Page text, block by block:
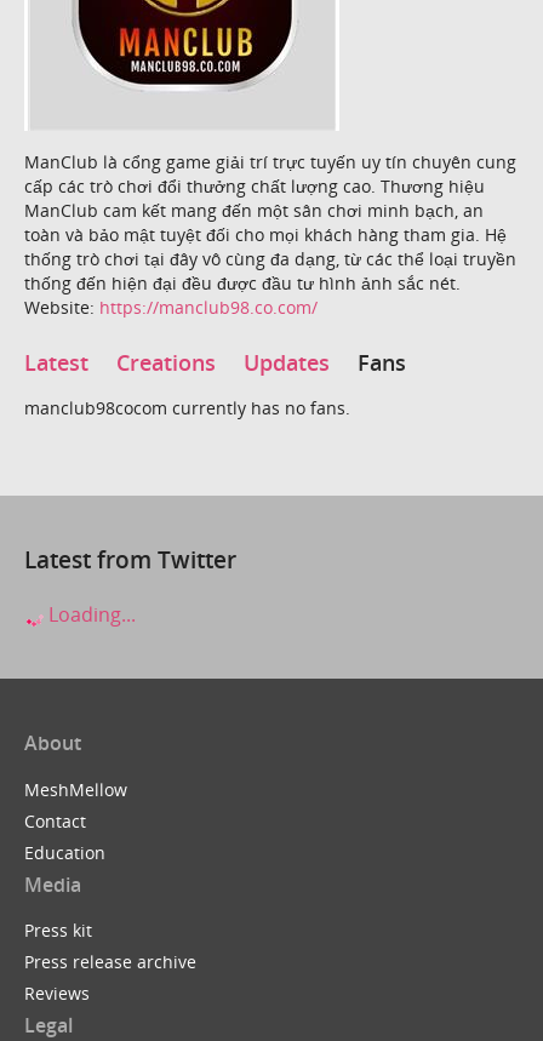
ManClub là cổng game giải trí trực tuyến uy tín chuyên cung
cấp các trò chơi đổi thưởng chất lượng cao. Thương hiệu
ManClub cam kết mang đến một sân chơi minh bạch, an
toàn và bảo mật tuyệt đối cho mọi khách hàng tham gia. Hệ
thống trò chơi tại đây vô cùng đa dạng, từ các thể loại truyền
thống đến hiện đại đều được đầu tư hình ảnh sắc nét.
Website: https://manclub98.co.com/
Latest Creations Updates Fans
manclub98cocom currently has no fans.
Latest from Twitter
Loading...
About
MeshMellow
Contact
Education
Media
Press kit
Press release archive
Reviews
Legal